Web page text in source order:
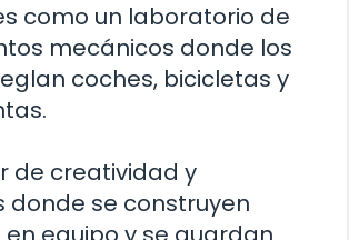
como un laboratorio de
mecánicos donde los
coches, bicicletas y
de creatividad y
donde se construyen